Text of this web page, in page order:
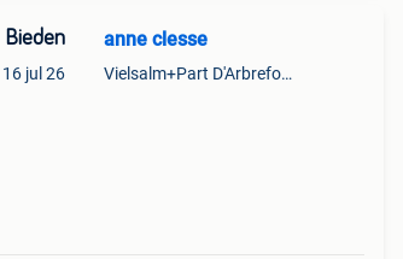
Bieden
16 jul 26
anne clesse
Vielsalm+Part D'Arbrefontaine